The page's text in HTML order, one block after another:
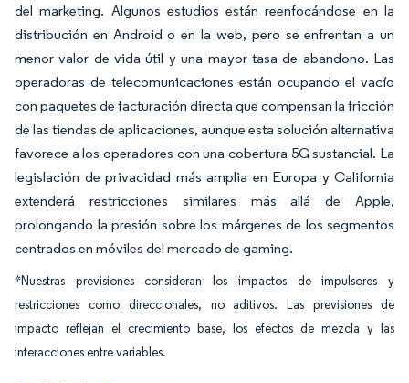
del marketing. Algunos estudios están reenfocándose en la
distribución en Android o en la web, pero se enfrentan a un
menor valor de vida útil y una mayor tasa de abandono. Las
operadoras de telecomunicaciones están ocupando el vacío
con paquetes de facturación directa que compensan la fricción
de las tiendas de aplicaciones, aunque esta solución alternativa
favorece a los operadores con una cobertura 5G sustancial. La
legislación de privacidad más amplia en Europa y California
extenderá restricciones similares más allá de Apple,
prolongando la presión sobre los márgenes de los segmentos
centrados en móviles del mercado de gaming.
*Nuestras previsiones consideran los impactos de impulsores y
restricciones como direccionales, no aditivos. Las previsiones de
impacto reflejan el crecimiento base, los efectos de mezcla y las
interacciones entre variables.